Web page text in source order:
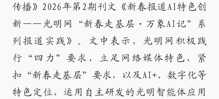
传播》 2026年第2期刊文《新春报道 AI特色创
新——光明网“新春走基层・万象AI记”系
列报道实践 》 。文中表示，
光明网积极践
行“四力”要求，立足网络媒体特色，紧
扣“新春走基层”要求，以及AI+、数字化等
特色定位，运用自主研发的光明智能体应用